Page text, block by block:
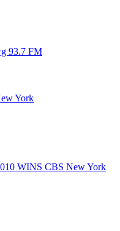
93.7 FM
York
WINS CBS New York